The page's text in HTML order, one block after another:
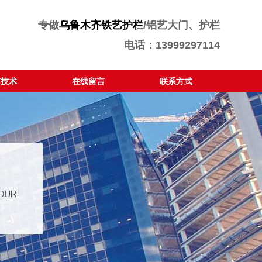
专做乌鲁木齐铁艺护栏/铝艺大门、护栏
电话：13999297114
术 在线留言 联系方式